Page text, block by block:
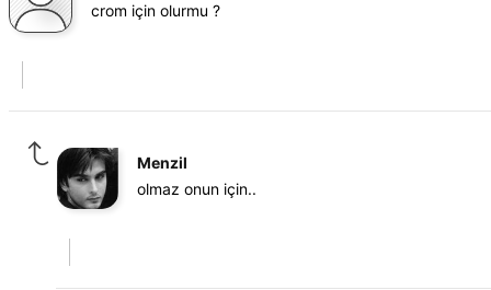
crom için olurmu ?
Menzil
olmaz onun için..